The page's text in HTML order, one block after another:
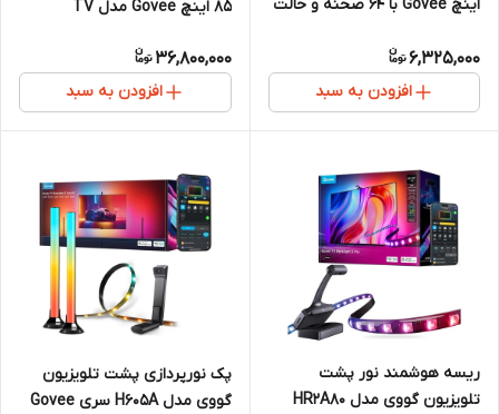
اینچ Govee با 64 صحنه و حالت
6,325,000
افزودن به سبد
85 اینچ Govee مدل TV
36,800,000
افزودن به سبد
ریسه هوشمند نور پشت
تلویزیون گووی مدل HR2A80
پک نورپردازی پشت تلویزیون
گووی مدل H605A سری Govee